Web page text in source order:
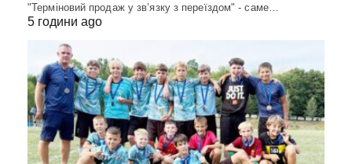
"Терміновий продаж у зв’язку з переїздом" - саме…
5 години ago